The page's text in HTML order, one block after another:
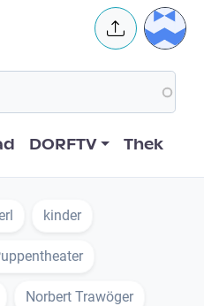
User
DORFTV Thek
kinder
Norbert Trawöger